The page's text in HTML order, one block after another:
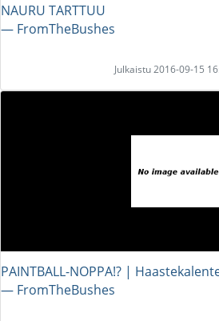
NAURU TARTTUU
― FromTheBushes
Julkaistu 2016-09-15
PAINTBALL-NOPPA!? |
― FromTheBushes